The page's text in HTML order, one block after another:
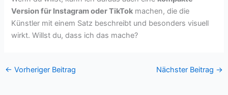
Version für Instagram oder TikTok machen, die die
Künstler mit einem Satz beschreibt und besonders visuell
wirkt. Willst du, dass ich das mache?
← Vorheriger Beitrag Nächster Beitrag →